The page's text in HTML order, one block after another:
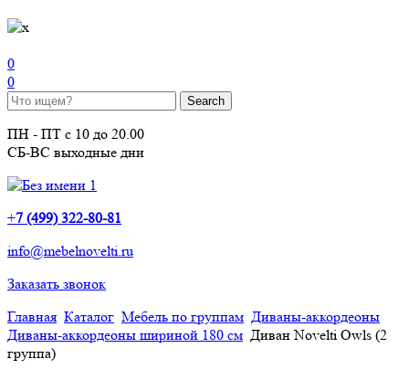
0
0
ПН - ПТ с 10 до 20.00
СБ-ВС выходные дни
+7 (499) 322-80-81
info@mebelnovelti.ru
Заказать звонок
Главная Каталог Мебель по группам Диваны-аккордеоны
Диваны-аккордеоны шириной 180 см Диван Novelti Owls (2
группа)